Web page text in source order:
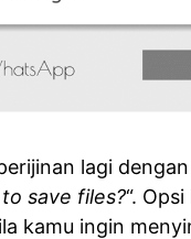
lagi
save files?“.
kamu ingin